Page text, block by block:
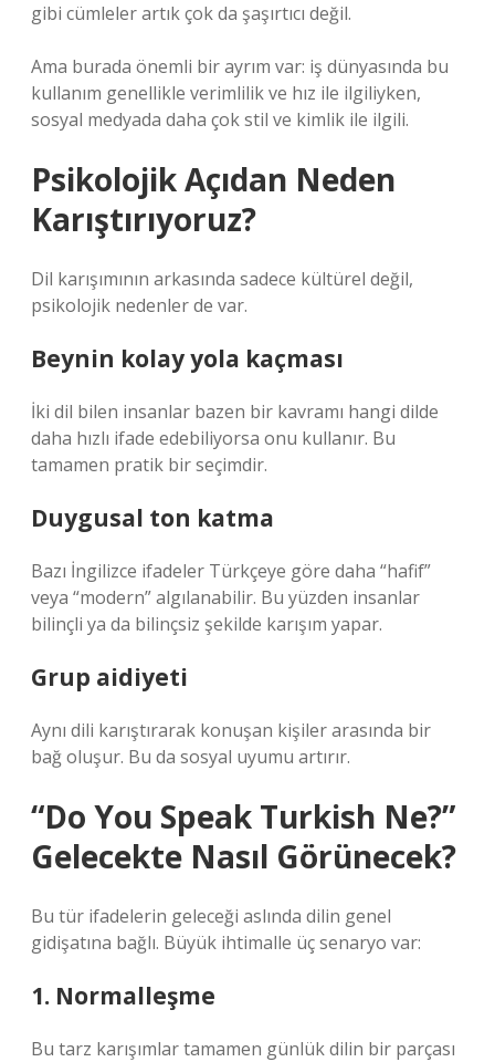
gibi cümleler artık çok da şaşırtıcı değil.
Ama burada önemli bir ayrım var: iş dünyasında bu
kullanım genellikle verimlilik ve hız ile ilgiliyken,
sosyal medyada daha çok stil ve kimlik ile ilgili.
Psikolojik Açıdan Neden
Karıştırıyoruz?
Dil karışımının arkasında sadece kültürel değil,
psikolojik nedenler de var.
Beynin kolay yola kaçması
İki dil bilen insanlar bazen bir kavramı hangi dilde
daha hızlı ifade edebiliyorsa onu kullanır. Bu
tamamen pratik bir seçimdir.
Duygusal ton katma
Bazı İngilizce ifadeler Türkçeye göre daha “hafif”
veya “modern” algılanabilir. Bu yüzden insanlar
bilinçli ya da bilinçsiz şekilde karışım yapar.
Grup aidiyeti
Aynı dili karıştırarak konuşan kişiler arasında bir
bağ oluşur. Bu da sosyal uyumu artırır.
“Do You Speak Turkish Ne?”
Gelecekte Nasıl Görünecek?
Bu tür ifadelerin geleceği aslında dilin genel
gidişatına bağlı. Büyük ihtimalle üç senaryo var:
1. Normalleşme
Bu tarz karışımlar tamamen günlük dilin bir parçası